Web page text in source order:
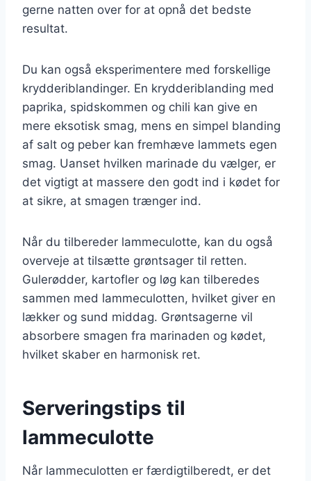
gerne natten over for at opnå det bedste
resultat.
Du kan også eksperimentere med forskellige
krydderiblandinger. En krydderiblanding med
paprika, spidskommen og chili kan give en
mere eksotisk smag, mens en simpel blanding
af salt og peber kan fremhæve lammets egen
smag. Uanset hvilken marinade du vælger, er
det vigtigt at massere den godt ind i kødet for
at sikre, at smagen trænger ind.
Når du tilbereder lammeculotte, kan du også
overveje at tilsætte grøntsager til retten.
Gulerødder, kartofler og løg kan tilberedes
sammen med lammeculotten, hvilket giver en
lækker og sund middag. Grøntsagerne vil
absorbere smagen fra marinaden og kødet,
hvilket skaber en harmonisk ret.
Serveringstips til
lammeculotte
Når lammeculotten er færdigtilberedt, er det